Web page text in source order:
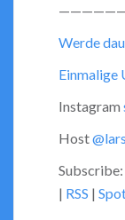
Werde
Einmalige
Instagram
Host
Subscribe:
| RSS |